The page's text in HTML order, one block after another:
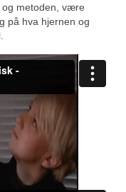
og metoden, være
på hva hjernen og